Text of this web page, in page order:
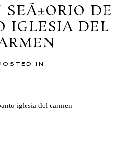
DE
IGLESIA DEL
IN
iglesia del carmen